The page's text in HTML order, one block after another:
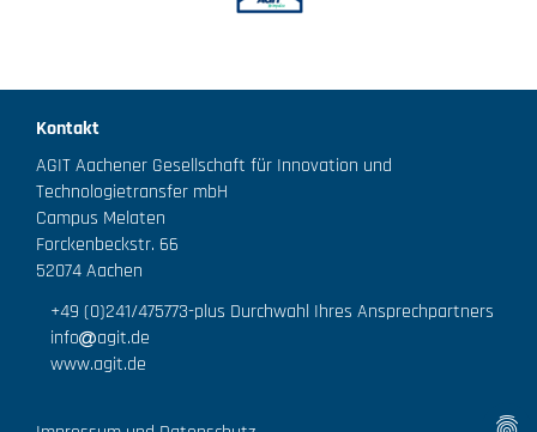
Kontakt
AGIT Aachener Gesellschaft für Innovation und
Technologietransfer mbH
Campus Melaten
Forckenbeckstr. 66
52074 Aachen
+49 (0)241/475773-plus Durchwahl Ihres Ansprechpartners
info
agit.de
www.agit.de